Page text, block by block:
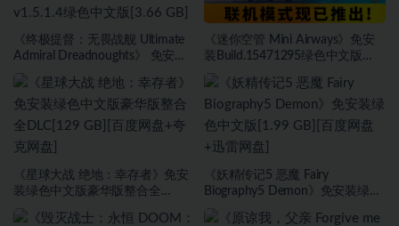
《终极提督：无畏战舰 Ultimate
Admiral Dreadnoughts》 免安装
网盘]
《迷你空管 Mini Airways》免安
装Build.15471295绿色中文版
雷网盘]
《星球大战 绝地：幸存者》免安
装绿色中文版豪华版整合全
盘]
《妖精传记5 恶魔 Fairy
Biography5 Demon》免安装绿色
网盘]